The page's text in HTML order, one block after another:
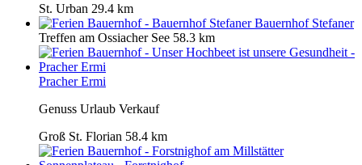
St. Urban 29.4 km
Bauernhof Stefaner
Treffen am Ossiacher See 58.3 km
Pracher Ermi
Genuss Urlaub Verkauf
Groß St. Florian 58.4 km